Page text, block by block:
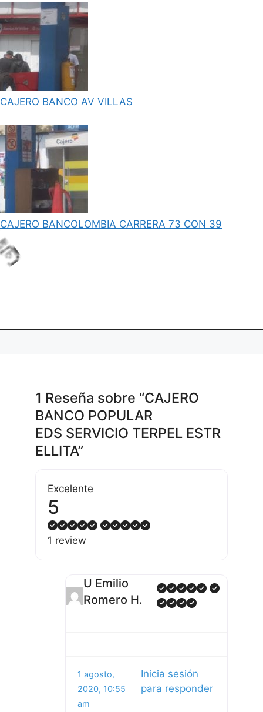
CAJERO BANCO AV VILLAS
CAJERO BANCOLOMBIA CARRERA 73 CON 39
L
o
a
d
i
n
g
.
.
.
1 Reseña sobre “CAJERO
BANCO POPULAR
EDS SERVICIO TERPEL ESTR
ELLITA”
Excelente
5
1 review
U Emilio
Romero H.
1 agosto,
2020, 10:55
am
Inicia sesión
para responder